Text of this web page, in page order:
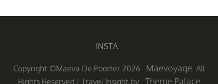
INSTA
Copyright ©Maeva De Poorter 2026 Maevoyage . All
Rights Reserved | Travel Insight by Theme Palace